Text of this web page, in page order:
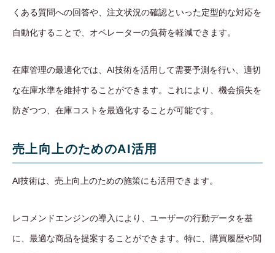
くある質問への回答や、注文状況の確認といった定型的な対応を
自動化することで、オペレーターの負荷を軽減できます。
在庫管理の最適化では、AI技術を活用して需要予測を行い、適切
な在庫水準を維持することができます。これにより、機会損失を
防ぎつつ、在庫コストを最適化することが可能です。
売上向上のためのAI活用
AI技術は、売上向上のための施策にも活用できます。
レコメンドエンジンの導入により、ユーザーの行動データを基
に、最適な商品を提案することができます。特に、購買履歴や閲